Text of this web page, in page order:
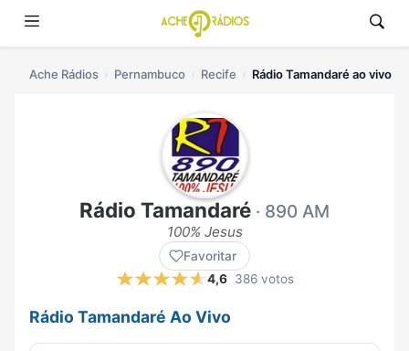
Ache Rádios Pernambuco Recife Rádio Tamandaré ao vivo
Rádio Tamandaré · 890 AM
100% Jesus
Favoritar
4,6 386 votos
Rádio Tamandaré Ao Vivo